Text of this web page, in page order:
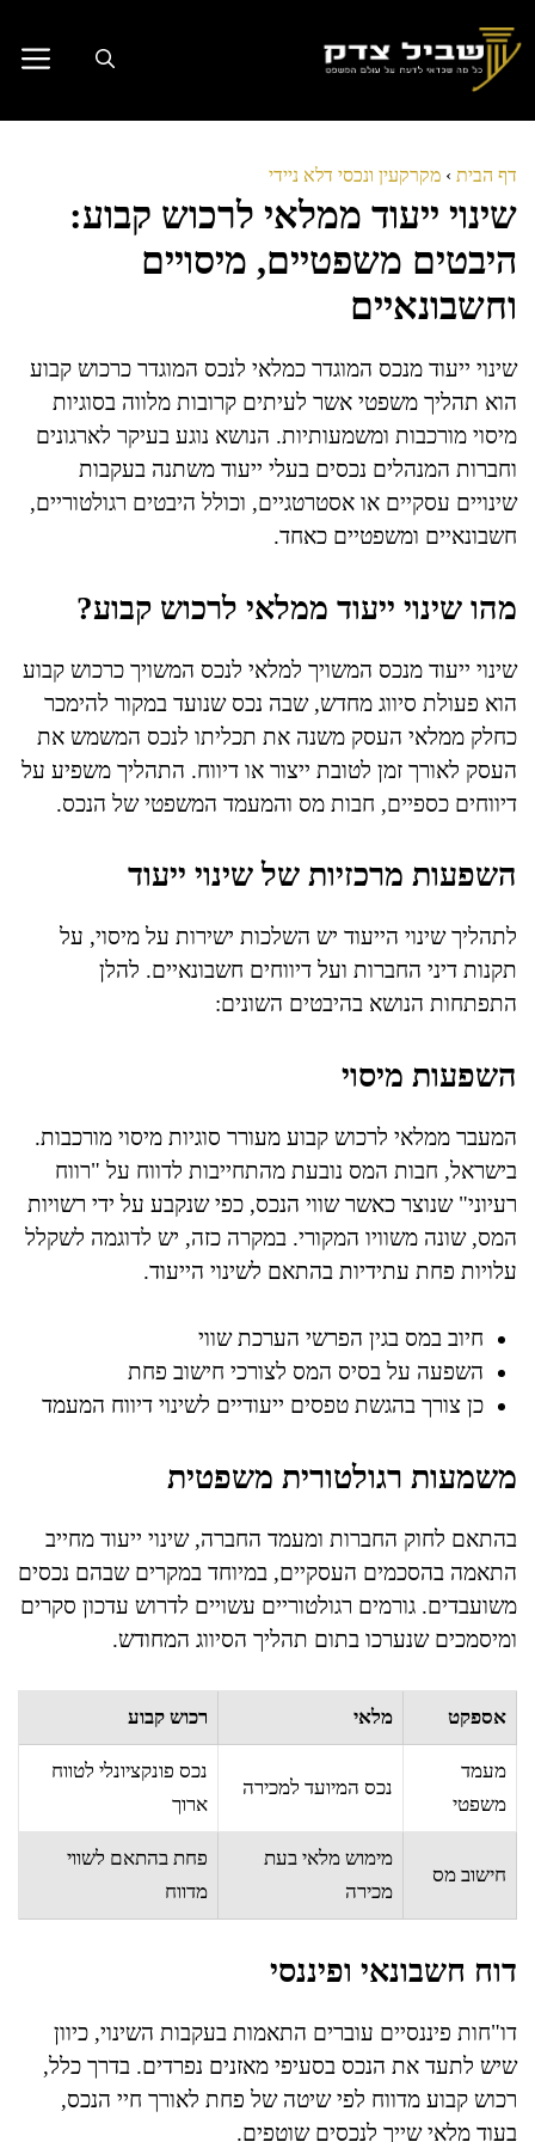
לתוכן
דף הבית › מקרקעין ונכסי דלא ניידי
שינוי ייעוד ממלאי לרכוש קבוע:
היבטים משפטיים, מיסויים
וחשבונאיים
שינוי ייעוד מנכס המוגדר כמלאי לנכס המוגדר כרכוש קבוע
הוא תהליך משפטי אשר לעיתים קרובות מלווה בסוגיות
מיסוי מורכבות ומשמעותיות. הנושא נוגע בעיקר לארגונים
וחברות המנהלים נכסים בעלי ייעוד משתנה בעקבות
שינויים עסקיים או אסטרטגיים, וכולל היבטים רגולטוריים,
חשבונאיים ומשפטיים כאחד.
מהו שינוי ייעוד ממלאי לרכוש קבוע?
שינוי ייעוד מנכס המשויך למלאי לנכס המשויך כרכוש קבוע
הוא פעולת סיווג מחדש, שבה נכס שנועד במקור להימכר
כחלק ממלאי העסק משנה את תכליתו לנכס המשמש את
העסק לאורך זמן לטובת ייצור או דיווח. התהליך משפיע על
דיווחים כספיים, חבות מס והמעמד המשפטי של הנכס.
השפעות מרכזיות של שינוי ייעוד
לתהליך שינוי הייעוד יש השלכות ישירות על מיסוי, על
תקנות דיני החברות ועל דיווחים חשבונאיים. להלן
התפתחות הנושא בהיבטים השונים:
השפעות מיסוי
המעבר ממלאי לרכוש קבוע מעורר סוגיות מיסוי מורכבות.
בישראל, חבות המס נובעת מהתחייבות לדווח על "רווח
רעיוני" שנוצר כאשר שווי הנכס, כפי שנקבע על ידי רשויות
המס, שונה משוויו המקורי. במקרה כזה, יש לדוגמה לשקלל
עלויות פחת עתידיות בהתאם לשינוי הייעוד.
חיוב במס בגין הפרשי הערכת שווי
השפעה על בסיס המס לצורכי חישוב פחת
כן צורך בהגשת טפסים ייעודיים לשינוי דיווח המעמד
משמעות רגולטורית משפטית
בהתאם לחוק החברות ומעמד החברה, שינוי ייעוד מחייב
התאמה בהסכמים העסקיים, במיוחד במקרים שבהם נכסים
משועבדים. גורמים רגולטוריים עשויים לדרוש עדכון סקרים
ומיסמכים שנערכו בתום תהליך הסיווג המחודש.
אספקט מלאי רכוש קבוע
מעמד
משפטי
נכס המיועד למכירה
נכס פונקציונלי לטווח
ארוך
חישוב מס
מימוש מלאי בעת
מכירה
פחת בהתאם לשווי
מדווח
דוח חשבונאי ופיננסי
דו"חות פיננסיים עוברים התאמות בעקבות השינוי, כיוון
שיש לתעד את הנכס בסעיפי מאזנים נפרדים. בדרך כלל,
רכוש קבוע מדווח לפי שיטה של פחת לאורך חיי הנכס,
בעוד מלאי שייך לנכסים שוטפים.